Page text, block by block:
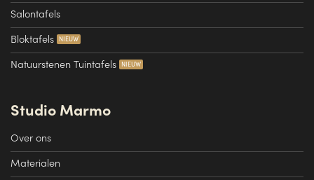
Salontafels
Bloktafels
Natuurstenen Tuintafels
Studio Marmo
Over ons
Materialen